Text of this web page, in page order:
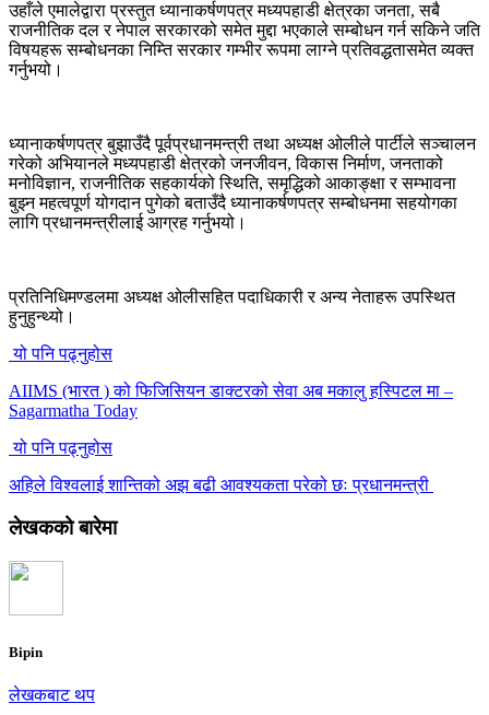
उहाँले एमालेद्वारा प्रस्तुत ध्यानाकर्षणपत्र मध्यपहाडी क्षेत्रका जनता, सबै
राजनीतिक दल र नेपाल सरकारको समेत मुद्दा भएकाले सम्बोधन गर्न सकिने जति
विषयहरू सम्बोधनका निम्ति सरकार गम्भीर रूपमा लाग्ने प्रतिवद्धतासमेत व्यक्त
गर्नुभयो।
ध्यानाकर्षणपत्र बुझाउँदै पूर्वप्रधानमन्त्री तथा अध्यक्ष ओलीले पार्टीले सञ्चालन
गरेको अभियानले मध्यपहाडी क्षेत्रको जनजीवन, विकास निर्माण, जनताको
मनोविज्ञान, राजनीतिक सहकार्यको स्थिति, समृद्धिको आकाङ्क्षा र सम्भावना
बुझ्न महत्वपूर्ण योगदान पुगेको बताउँदै ध्यानाकर्षणपत्र सम्बोधनमा सहयोगका
लागि प्रधानमन्त्रीलाई आग्रह गर्नुभयो।
प्रतिनिधिमण्डलमा अध्यक्ष ओलीसहित पदाधिकारी र अन्य नेताहरू उपस्थित
हुनुहुन्थ्यो।
यो पनि पढ्नुहोस
AIIMS (भारत ) को फिजिसियन डाक्टरको सेवा अब मकालु हस्पिटल मा –
Sagarmatha Today
यो पनि पढ्नुहोस
अहिले विश्वलाई शान्तिको अझ बढी आवश्यकता परेको छः प्रधानमन्त्री
लेखकको बारेमा
Bipin
लेखकबाट थप